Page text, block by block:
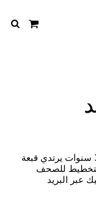
لوحة حلوة بشكل خاص لطفل يبلغ من العمر 3 سنوات يرتدي قبعة
للصحف
عبر البريد